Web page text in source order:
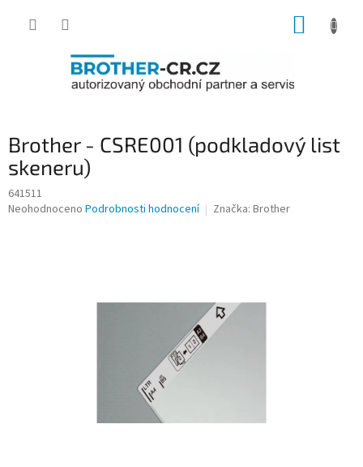
Brother - CSRE001 (podkladový list
skeneru)
641511
Průměrné
Neohodnoceno Podrobnosti hodnocení Značka: Brother